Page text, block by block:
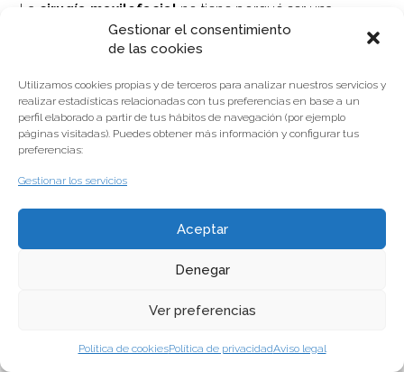
Gestionar el consentimiento
de las cookies
Utilizamos cookies propias y de terceros para analizar nuestros servicios y
realizar estadísticas relacionadas con tus preferencias en base a un
perfil elaborado a partir de tus hábitos de navegación (por ejemplo
páginas visitadas). Puedes obtener más información y configurar tus
preferencias:
Gestionar los servicios
Aceptar
Denegar
Ver preferencias
Política de cookiesPolítica de privacidadAviso legal
La cirugía maxilofacial no tiene porqué ser una
intervención compleja si se plantea y programa de la
manera más adecuada. Por ello, pide cite y consúltalo
dentales.
ODONTOLOGÍA PREVENTIVA
Política de privacidad